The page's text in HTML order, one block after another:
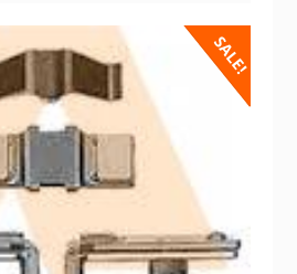
SALE!